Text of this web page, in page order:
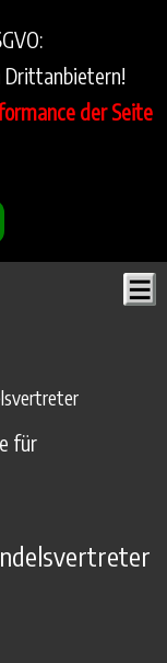
Drittanbietern!
der Seite
für